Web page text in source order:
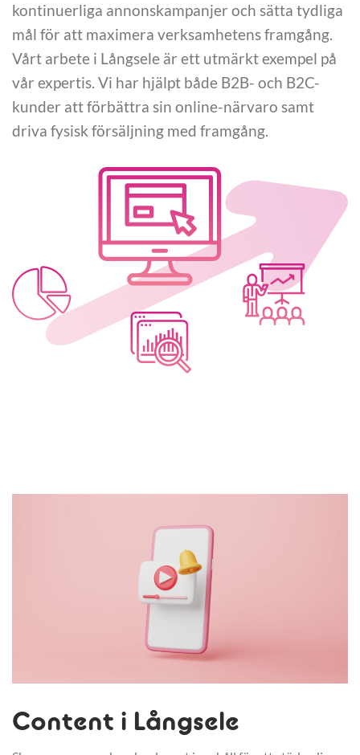
kontinuerliga annonskampanjer och sätta tydliga
mål för att maximera verksamhetens framgång.
Vårt arbete i Långsele är ett utmärkt exempel på
vår expertis. Vi har hjälpt både B2B- och B2C-
kunder att förbättra sin online-närvaro samt
driva fysisk försäljning med framgång.
Content i Långsele